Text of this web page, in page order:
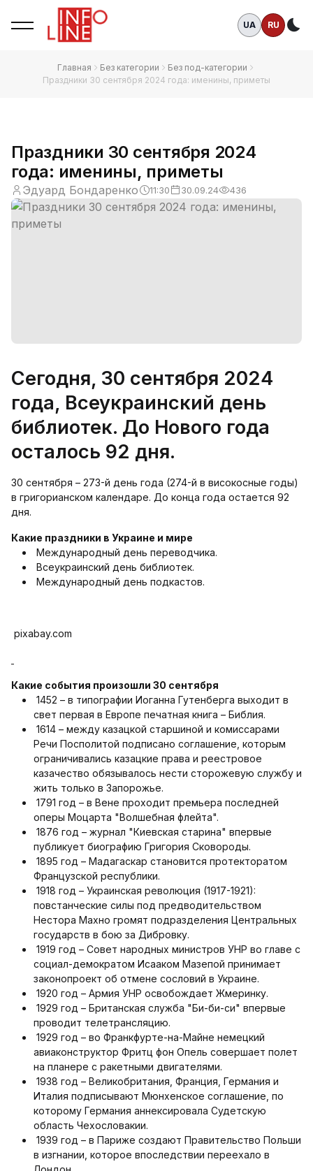
UA RU
Главная Без категории
Без под-категории
Праздники 30 сентября 2024 года: именины, приметы
Праздники 30 сентября 2024
года: именины, приметы
Эдуард Бондаренко 11:30 30.09.24 436
Сегодня, 30 сентября 2024
года, Всеукраинский день
библиотек. До Нового года
осталось 92 дня.
30 сентября – 273-й день года (274-й в високосные годы)
в григорианском календаре. До конца года остается 92
дня.
Какие праздники в Украине и мире
Международный день переводчика.
Всеукраинский день библиотек.
Международный день подкастов.
pixabay.com
Какие события произошли 30 сентября
1452 – в типографии Иоганна Гутенберга выходит в
свет первая в Европе печатная книга – Библия.
1614 – между казацкой старшиной и комиссарами
Речи Посполитой подписано соглашение, которым
ограничивались казацкие права и реестровое
казачество обязывалось нести сторожевую службу и
жить только в Запорожье.
1791 год – в Вене проходит премьера последней
оперы Моцарта "Волшебная флейта".
1876 ​​год – журнал "Киевская старина" впервые
публикует биографию Григория Сковороды.
1895 год – Мадагаскар становится протекторатом
Французской республики.
1918 год – Украинская революция (1917-1921):
повстанческие силы под предводительством
Нестора Махно громят подразделения Центральных
государств в бою за Дибровку.
1919 год – Совет народных министров УНР во главе с
социал-демократом Исааком Мазепой принимает
законопроект об отмене сословий в Украине.
1920 год – Армия УНР освобождает Жмеринку.
1929 год – Британская служба "Би-би-си" впервые
проводит телетрансляцию.
1929 год – во Франкфурте-на-Майне немецкий
авиаконструктор Фритц фон Опель совершает полет
на планере с ракетными двигателями.
1938 год – Великобритания, Франция, Германия и
Италия подписывают Мюнхенское соглашение, по
которому Германия аннексировала Судетскую
область Чехословакии.
1939 год – в Париже создают Правительство Польши
в изгнании, которое впоследствии переехало в